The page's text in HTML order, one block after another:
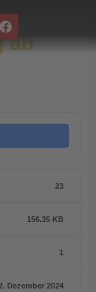
F
a
cab
23
156.35 KB
1
Dezember 2024